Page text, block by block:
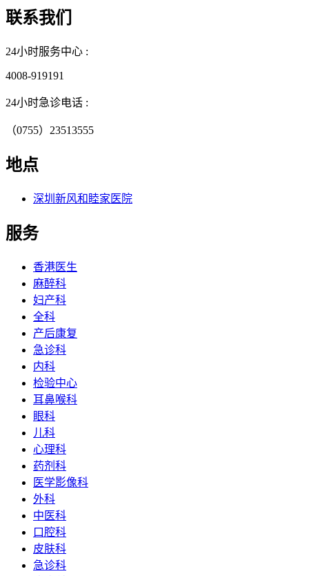
联系我们
24小时服务中心 :
4008-919191
24小时急诊电话 :
（0755）23513555
地点
深圳新风和睦家医院
服务
香港医生
麻醉科
妇产科
全科
产后康复
急诊科
内科
检验中心
耳鼻喉科
眼科
儿科
心理科
药剂科
医学影像科
外科
中医科
口腔科
皮肤科
急诊科